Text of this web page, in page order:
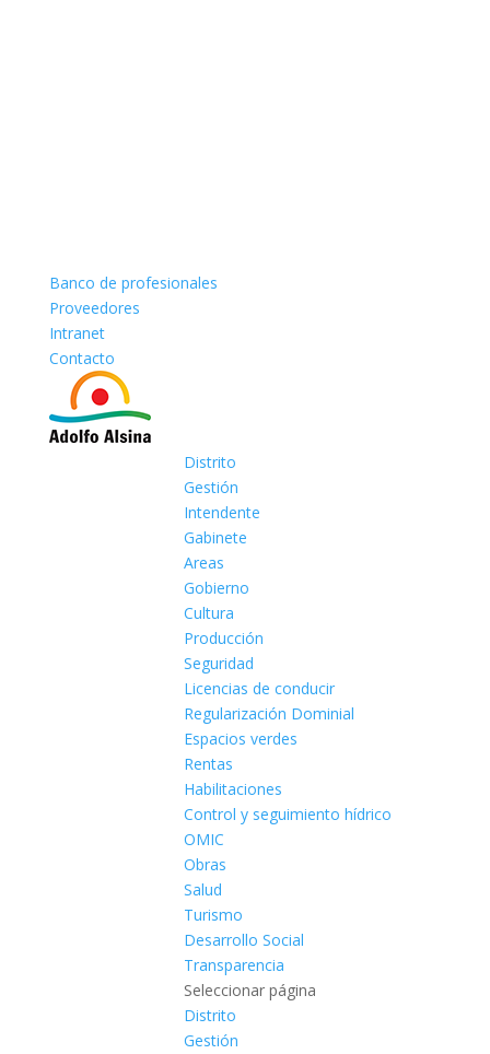
Banco de profesionales
Proveedores
Intranet
Contacto
Distrito
Gestión
Intendente
Gabinete
Areas
Gobierno
Cultura
Producción
Seguridad
Licencias de conducir
Regularización Dominial
Espacios verdes
Rentas
Habilitaciones
Control y seguimiento hídrico
OMIC
Obras
Salud
Turismo
Desarrollo Social
Transparencia
Seleccionar página
Distrito
Gestión